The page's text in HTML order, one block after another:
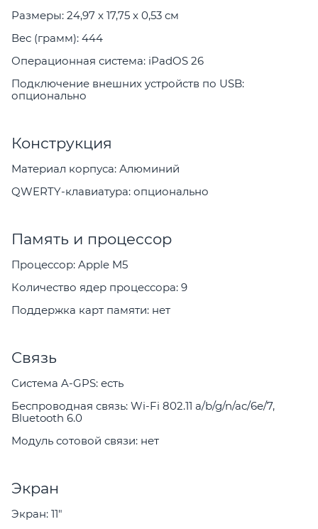
Размеры: 24,97 x 17,75 x 0,53 см
Вес (грамм): 444
Операционная система: iPadOS 26
Подключение внешних устройств по USB:
опционально
Конструкция
Материал корпуса: Алюминий
QWERTY-клавиатура: опционально
Память и процессор
Процессор: Apple M5
Количество ядер процессора: 9
Поддержка карт памяти: нет
Связь
Система A-GPS: есть
Беспроводная связь: Wi-Fi 802.11 a/b/g/n/ac/6e/7,
Bluetooth 6.0
Модуль сотовой связи: нет
Экран
Экран: 11"